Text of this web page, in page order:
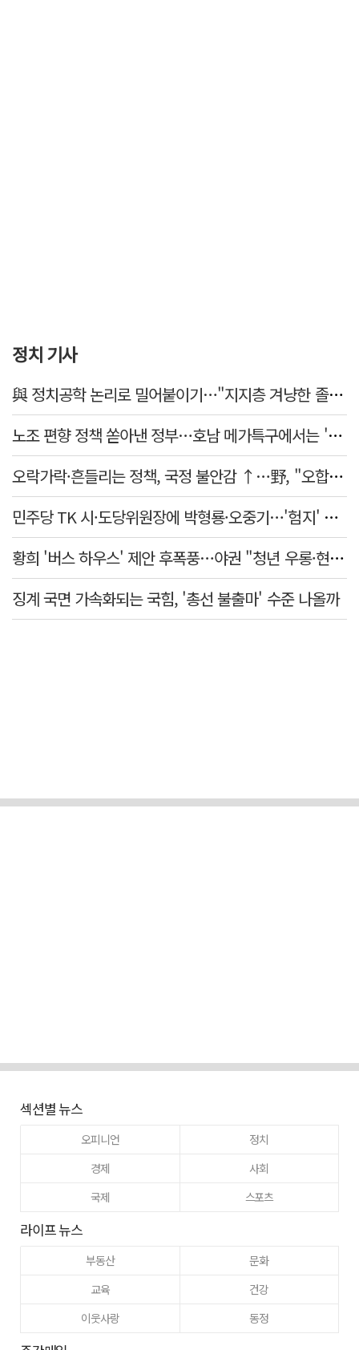
정치 기사
與 정치공학 논리로 밀어붙이기…"지지층 겨냥한 졸속 포퓰리즘 정책"
노조 편향 정책 쏟아낸 정부…호남 메가특구에서는 '반노조'?
오락가락·흔들리는 정책, 국정 불안감 ↑…野, "오합지졸"
민주당 TK 시·도당위원장에 박형룡·오중기…'험지' 총선 이끈다
황희 '버스 하우스' 제안 후폭풍…야권 "청년 우롱·현실 괴리" 총공세
징계 국면 가속화되는 국힘, '총선 불출마' 수준 나올까
섹션별 뉴스
오피니언
정치
경제
사회
국제
스포츠
라이프 뉴스
부동산
문화
교육
건강
이웃사랑
동정